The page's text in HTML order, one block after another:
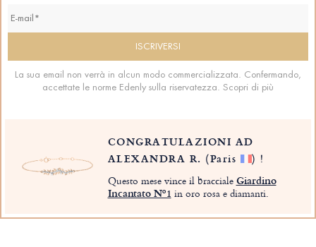
La sua email non verrà in alcun modo commercializzata. Confermando,
accettate le norme Edenly sulla riservatezza. Scopri di più
CONGRATULAZIONI AD
ALEXANDRA R. (Paris ) !
Questo mese vince il braccialeGiardino
Incantato Nº1 in oro rosa e diamanti.